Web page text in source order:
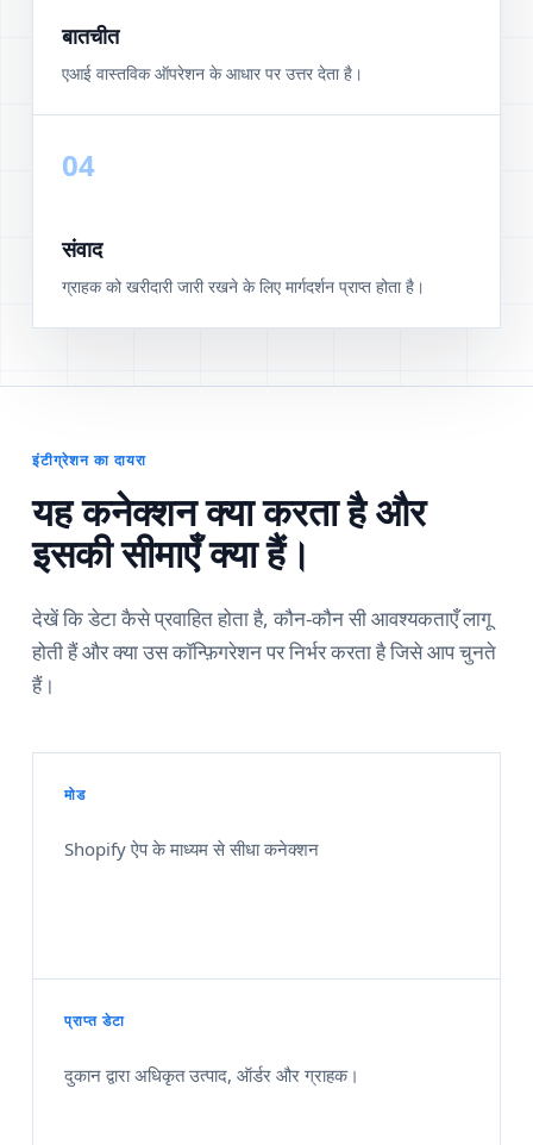
बातचीत
एआई वास्तविक ऑपरेशन के आधार पर उत्तर देता है।
04
संवाद
ग्राहक को खरीदारी जारी रखने के लिए मार्गदर्शन प्राप्त होता है।
इंटीग्रेशन का दायरा
यह कनेक्शन क्या करता है और
इसकी सीमाएँ क्या हैं।
देखें कि डेटा कैसे प्रवाहित होता है, कौन-कौन सी आवश्यकताएँ लागू
होती हैं और क्या उस कॉन्फ़िगरेशन पर निर्भर करता है जिसे आप चुनते
हैं।
मोड
Shopify ऐप के माध्यम से सीधा कनेक्शन
प्राप्त डेटा
दुकान द्वारा अधिकृत उत्पाद, ऑर्डर और ग्राहक।